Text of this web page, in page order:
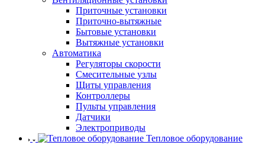
Приточные установки
Приточно-вытяжные
Бытовые установки
Вытяжные установки
Автоматика
Регуляторы скорости
Смесительные узлы
Щиты управления
Контроллеры
Пульты управления
Датчики
Электроприводы
Тепловое оборудование